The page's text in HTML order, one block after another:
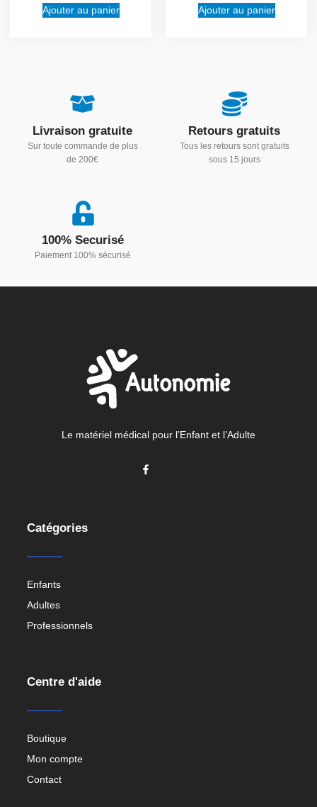
Ajouter au panier Ajouter au panier
Livraison gratuite
Sur toute commande de plus
de 200€
Retours gratuits
Tous les retours sont gratuits
sous 15 jours
100% Securisé
Paiement 100% sécurisé
Le matériel médical pour l’Enfant et l’Adulte
Catégories
Enfants
Adultes
Professionnels
Centre d'aide
Boutique
Mon compte
Contact